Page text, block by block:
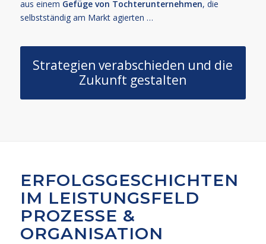
aus einem Gefüge von Tochterunternehmen, die
selbstständig am Markt agierten …
Strategien verabschieden und die
Zukunft gestalten
ERFOLGSGESCHICHTEN
IM LEISTUNGSFELD
PROZESSE &
ORGANISATION